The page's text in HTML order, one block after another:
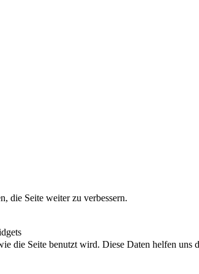
die Seite weiter zu verbessern.
die Seite benutzt wird. Diese Daten helfen uns